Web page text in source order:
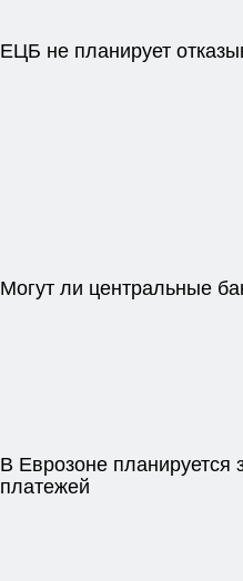
ЕЦБ не планирует
Могут ли центральные
В Еврозоне планируется
платежей